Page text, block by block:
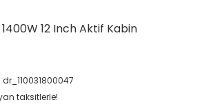
12 Inch Aktif Kabin
dr_110031800047
taksitlerle!